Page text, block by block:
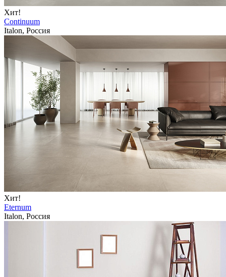
Хит!
Continuum
Italon, Россия
Хит!
Eternum
Italon, Россия